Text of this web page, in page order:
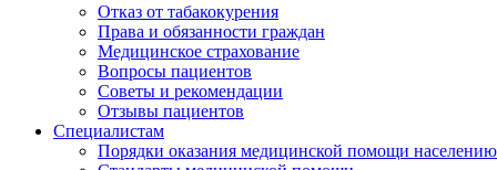
Отказ от табакокурения
Права и обязанности граждан
Медицинское страхование
Вопросы пациентов
Советы и рекомендации
Отзывы пациентов
Специалистам
Порядки оказания медицинской помощи населению